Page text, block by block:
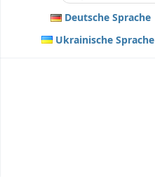
Deutsche Sprache
Ukrainische Sprache